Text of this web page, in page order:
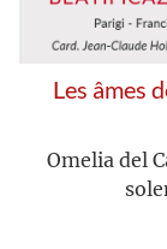
Les âmes
Omelia del